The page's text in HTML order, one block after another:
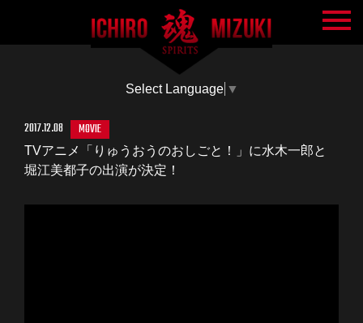
Select Language ▼
2017.12.08 MOVIE
TVアニメ「りゅうおうのおしごと！」に水木一郎と
堀江美都子の出演が決定！